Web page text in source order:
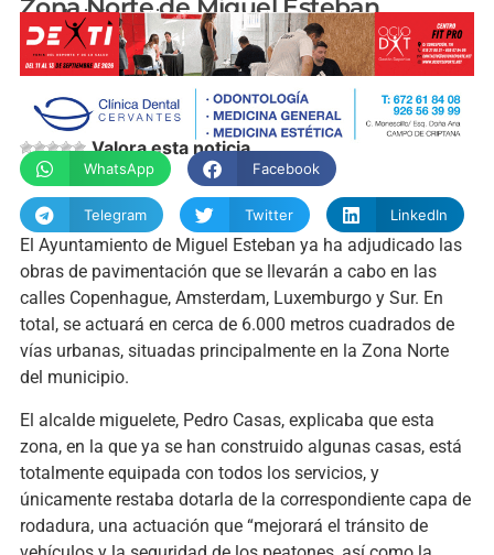
Zona Norte de Miguel Esteban
manchainformacion.com
Valora esta noticia
WhatsApp Facebook
Telegram Twitter LinkedIn
El Ayuntamiento de Miguel Esteban ya ha adjudicado las
obras de pavimentación que se llevarán a cabo en las
calles Copenhague, Amsterdam, Luxemburgo y Sur. En
total, se actuará en cerca de 6.000 metros cuadrados de
vías urbanas, situadas principalmente en la Zona Norte
del municipio.
El alcalde miguelete, Pedro Casas, explicaba que esta
zona, en la que ya se han construido algunas casas, está
totalmente equipada con todos los servicios, y
únicamente restaba dotarla de la correspondiente capa de
rodadura, una actuación que “mejorará el tránsito de